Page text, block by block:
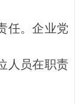
任。企业党
人员在职责